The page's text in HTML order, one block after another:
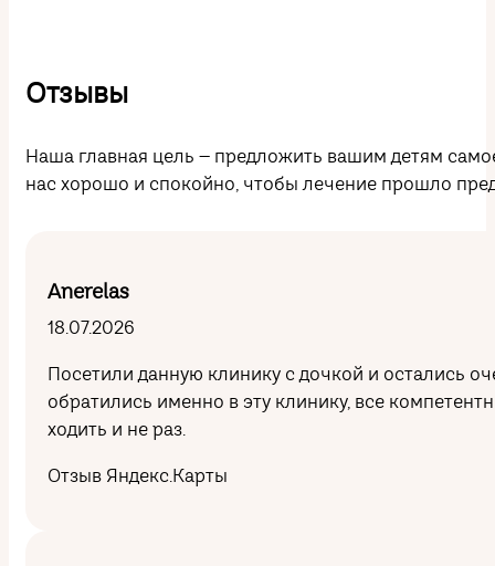
Отзывы
Наша главная цель – предложить вашим детям
нас хорошо и спокойно, чтобы лечение прошло
Anerelas
18.07.2026
Посетили данную клинику с дочкой и остались
обратились именно в эту клинику, все
ходить и не раз.
Отзыв Яндекс.Карты